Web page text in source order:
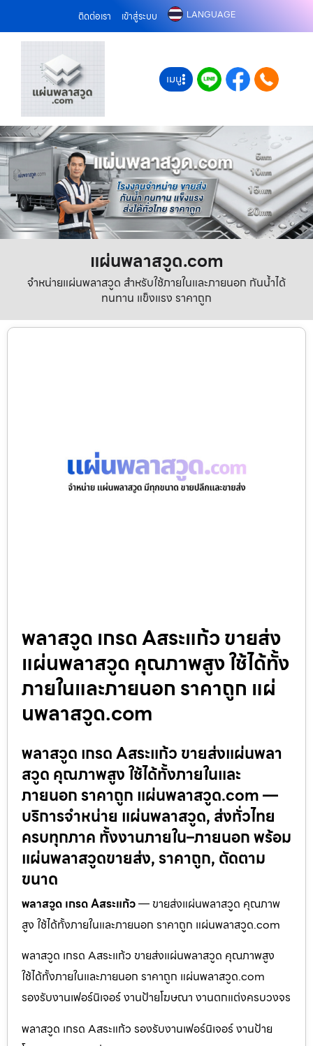
ติดต่อเรา เข้าสู่ระบบ LANGUAGE
เมนู
แผ่นพลาสวูด.com
จำหน่ายแผ่นพลาสวูด สำหรับใช้ภายในและภายนอก กันน้ำได้
ทนทาน แข็งแรง ราคาถูก
พลาสวูด เกรด Aสระแก้ว ขายส่ง
แผ่นพลาสวูด คุณภาพสูง ใช้ได้ทั้ง
ภายในและภายนอก ราคาถูก แผ่
นพลาสวูด.com
พลาสวูด เกรด Aสระแก้ว ขายส่งแผ่นพลา
สวูด คุณภาพสูง ใช้ได้ทั้งภายในและ
ภายนอก ราคาถูก แผ่นพลาสวูด.com —
บริการจำหน่าย แผ่นพลาสวูด, ส่งทั่วไทย
ครบทุกภาค ทั้งงานภายใน–ภายนอก พร้อม
แผ่นพลาสวูดขายส่ง, ราคาถูก, ตัดตาม
ขนาด
พลาสวูด เกรด Aสระแก้ว— ขายส่งแผ่นพลาสวูด คุณภาพ
สูง ใช้ได้ทั้งภายในและภายนอก ราคาถูก แผ่นพลาสวูด.com
พลาสวูด เกรด Aสระแก้ว ขายส่งแผ่นพลาสวูด คุณภาพสูง
ใช้ได้ทั้งภายในและภายนอก ราคาถูก แผ่นพลาสวูด.com
รองรับงานเฟอร์นิเจอร์ งานป้ายโฆษณา งานตกแต่งครบวงจร
พลาสวูด เกรด Aสระแก้ว รองรับงานเฟอร์นิเจอร์ งานป้าย